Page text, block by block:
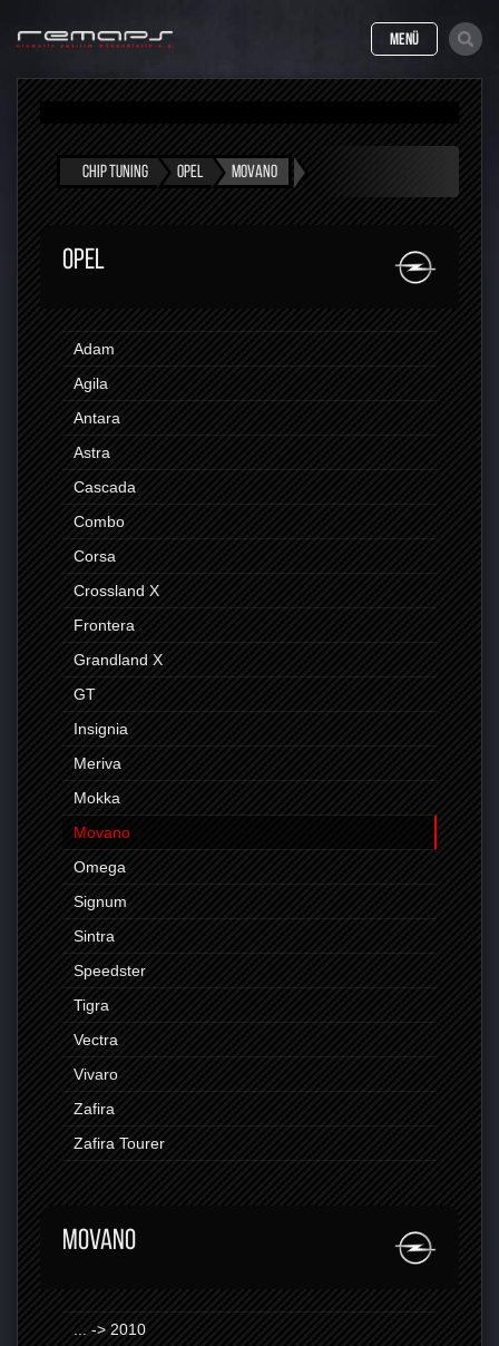
MENÜ
CHIP TUNING OPEL MOVANO
OPEL
Adam
Agila
Antara
Astra
Cascada
Combo
Corsa
Crossland X
Frontera
Grandland X
GT
Insignia
Meriva
Mokka
Movano
Omega
Signum
Sintra
Speedster
Tigra
Vectra
Vivaro
Zafira
Zafira Tourer
MOVANO
... -> 2010